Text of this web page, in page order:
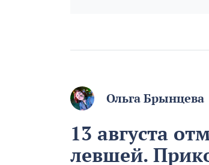
Ольга Брынцева
13 августа
левшей.